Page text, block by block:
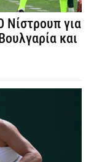
Νίστρουπ για
και